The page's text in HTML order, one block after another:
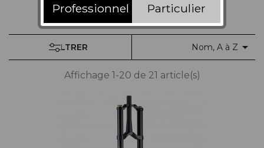
Nom, A à Z 
FILTRER
Affichage 1-20 de 21 article(s)
Professionnel Particulier